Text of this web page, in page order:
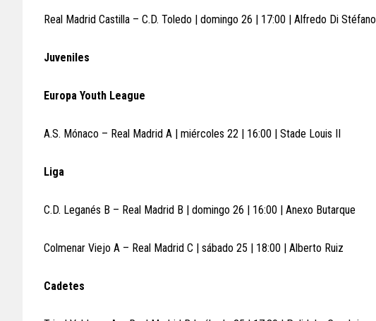
Real Madrid Castilla – C.D. Toledo | domingo 26 | 17:00 | Alfredo Di Stéfano
Juveniles
Europa Youth League
A.S. Mónaco – Real Madrid A | miércoles 22 | 16:00 | Stade Louis II
Liga
C.D. Leganés B – Real Madrid B | domingo 26 | 16:00 | Anexo Butarque
Colmenar Viejo A – Real Madrid C | sábado 25 | 18:00 | Alberto Ruiz
Cadetes